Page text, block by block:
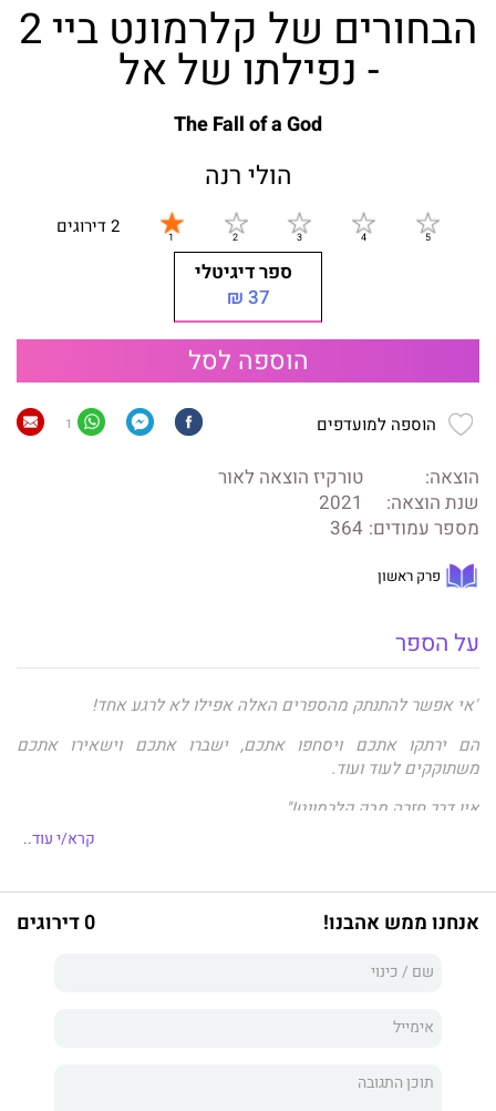
הבחורים של קלרמונט ביי 2
- נפילתו של אל
The Fall of a God
הולי רנה
2 דירוגים
ספר דיגיטלי
37 ₪
הוספה לסל
הוספה למועדפים 1
הוצאה:
טורקיז הוצאה לאור
שנת הוצאה:
2021
מספר עמודים: 364
פרק ראשון
על הספר
"אי אפשר להתנתק מהספרים האלה אפילו לא לרגע אחד!
הם ירתקו אתכם ויסחפו אתכם, ישברו אתכם וישאירו אתכם
משתוקקים לעוד ועוד.
אין דרך חזרה מבק קלרמונט!"
תמימה. חפה מכל פשע. טהורה. שבורת לב. ג'וזי ווֹס השתייכה
למשפחה היחידה ששנאתי יותר מכול - וגרמתי לה לתעב אותי באותה
ואז הלכתי לאיבוד בתוכנית שרקמתי והתאהבתי באויבת שלי.
היא הייתה פגועה באופן בלתי ניתן לתיקון וזעמה עליי בגלל המלכודת
קרא/י עוד..
אנחנו ממש אהבנו! 0 דירוגים